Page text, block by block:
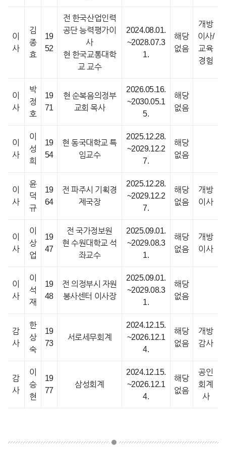
이
사
김
종
효
19
52
전 한국산업인력
공단 능력평가이
사
현 한국교통대학
교 교수
2024.08.01.
~2028.07.3
1.
해당
없음
개방
이사/
교육
경험
이
사
박
정
호
19
71
현 순복음의정부
교회 목사
2026.05.16.
~2030.05.1
5.
해당
없음
이
사
이
성
희
19
54
현 동국대학교 특
임교수
2025.12.28.
~2029.12.2
7.
해당
없음
이
사
윤
덕
규
19
64
전 파주시 기획경
제국장
2025.12.28.
~2029.12.2
7.
해당
없음
개방
이사
이
사
이
상
업
19
47
전 국가정보원
현 수원대학교 석
좌교수
2025.09.01.
~2029.08.3
1.
해당
없음
개방
이사
이
사
이
석
재
19
48
전 의정부시 자원
봉사센터 이사장
2025.09.01.
~2029.08.3
1.
해당
없음
감
사
한
상
숙
19
73
서로세무회계
2024.12.15.
~2026.12.1
4.
해당
없음
개방
감사
감
사
이
승
현
19
77
삼성회계
2024.12.15.
~2026.12.1
4.
해당
없음
공인
회계
사